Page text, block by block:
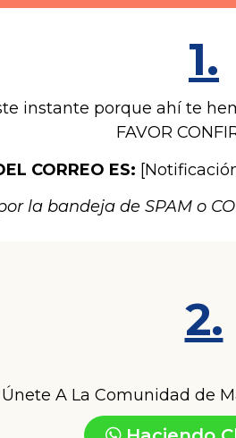
1.
instante porque ahí te
FAVOR
CORREO ES:
la bandeja de SPAM o
2.
Únete A La Comunidad de